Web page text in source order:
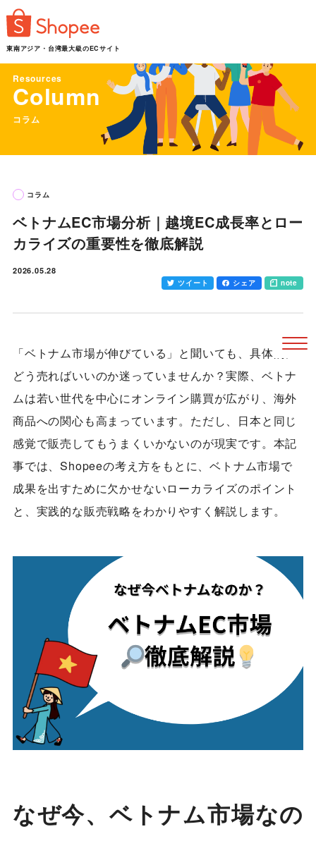
東南アジア・台湾最大級のECサイト
Resources
Column
コラム
コラム
ベトナムEC市場分析｜越境EC成長率とロー
カライズの重要性を徹底解説
2026.05.28
ツイート シェア note
「ベトナム市場が伸びている」と聞いても、具体的に
どう売ればいいのか迷っていませんか？実際、ベトナ
ムは若い世代を中心にオンライン購買が広がり、海外
商品への関心も高まっています。ただし、日本と同じ
感覚で販売してもうまくいかないのが現実です。本記
事では、Shopeeの考え方をもとに、ベトナム市場で
成果を出すために欠かせないローカライズのポイント
と、実践的な販売戦略をわかりやすく解説します。
なぜ今、ベトナム市場なの